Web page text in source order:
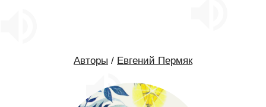
Авторы / Евгений Пермяк